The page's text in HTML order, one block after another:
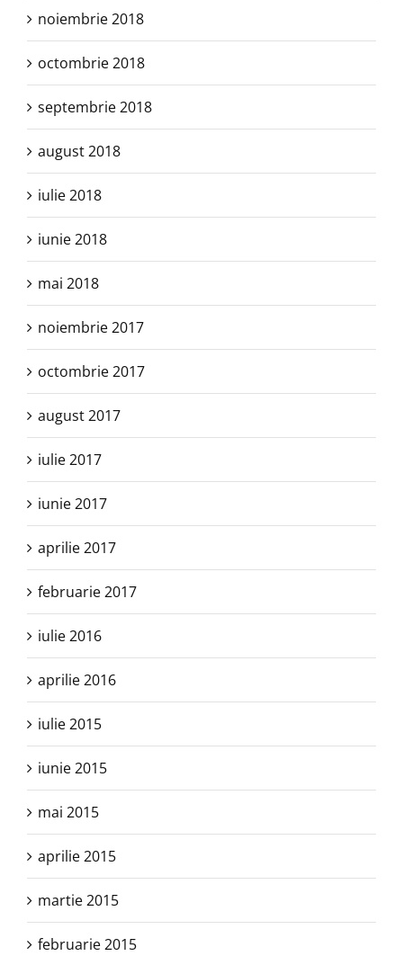
noiembrie 2018
octombrie 2018
septembrie 2018
august 2018
iulie 2018
iunie 2018
mai 2018
noiembrie 2017
octombrie 2017
august 2017
iulie 2017
iunie 2017
aprilie 2017
februarie 2017
iulie 2016
aprilie 2016
iulie 2015
iunie 2015
mai 2015
aprilie 2015
martie 2015
februarie 2015